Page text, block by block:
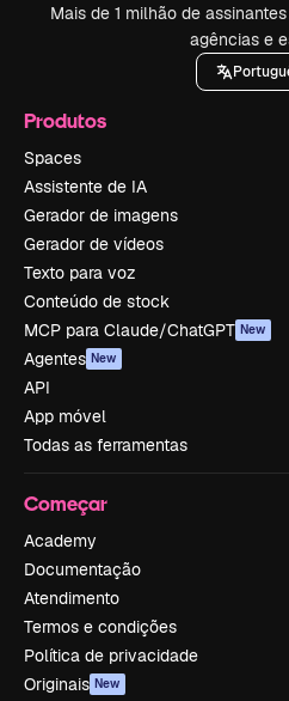
Mais de 1 milhão de
agências e
Produtos
Spaces
Assistente de IA
Gerador de imagens
Gerador de vídeos
Texto para voz
Conteúdo de stock
MCP para Claude/ChatGPT New
Agentes New
API
App móvel
Todas as ferramentas
Começar
Academy
Documentação
Atendimento
Termos e condições
Política de privacidade
Originais New